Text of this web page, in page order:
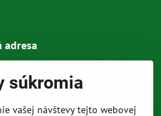
adresa
kamennú predajňu.
súkromia
vašej návštevy tejto webovej